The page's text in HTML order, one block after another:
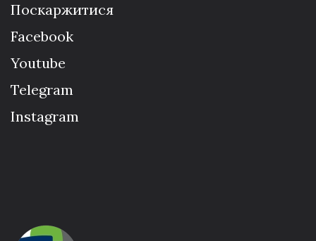
Поскаржитися
Facebook
Youtube
Telegram
Instagram